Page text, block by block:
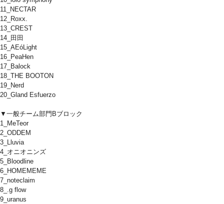
11_NECTAR
12_Roxx.
13_CREST
14_田田
15_AEóLight
16_PeaHen
17_Balock
18_THE BOOTON
19_Nerd
20_Gland Esfuerzo
▼一般チーム部門Bブロック
1_MeTeor
2_ODDEM
3_Lluvia
4_オニオニンズ
5_Bloodline
6_HOMEMEME
7_noteclaim
8_.g flow
9_uranus